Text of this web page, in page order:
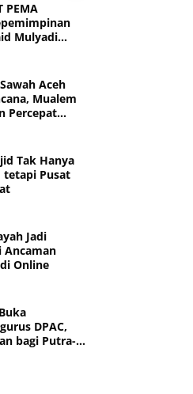
PEMA
Mulyadi
Kriteria
Aceh
Mualem
Percepat
Tak Hanya
tetapi Pusat
Jadi
Ancaman
Online
DPAC,
bagi Putra-